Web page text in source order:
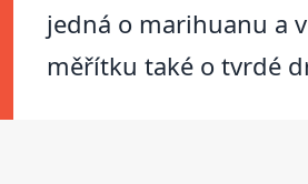
jedná o marihuanu a
měřítku také o tvrdé